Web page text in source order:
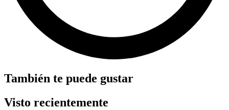
También te puede gustar
Visto recientemente